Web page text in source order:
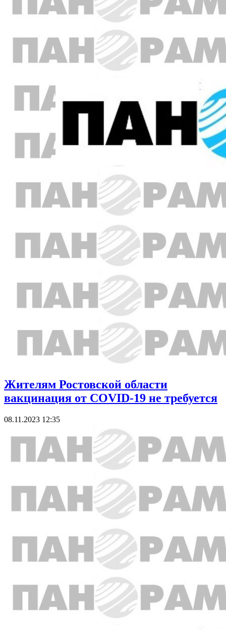
Жителям Ростовской области
вакцинация от COVID-19 не требуется
08.11.2023 12:35